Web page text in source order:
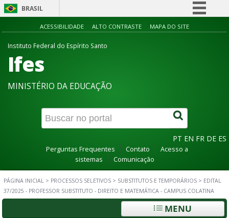
BRASIL
Simplifique!
Canais
ACESSIBILIDADE ALTO CONTRASTE MAPA DO SITE
Instituto Federal do Espírito Santo
Ifes
MINISTÉRIO DA EDUCAÇÃO
PT EN FR DE ES
Perguntas Frequentes Contato
Acesso a
sistemas
Comunicação
PÁGINA INICIAL > PROCESSOS SELETIVOS > SUBSTITUTOS E TEMPORÁRIOS > EDITAL
37/2025 - PROFESSOR SUBSTITUTO - DIREITO E MATEMÁTICA - CAMPUS COLATINA
MENU